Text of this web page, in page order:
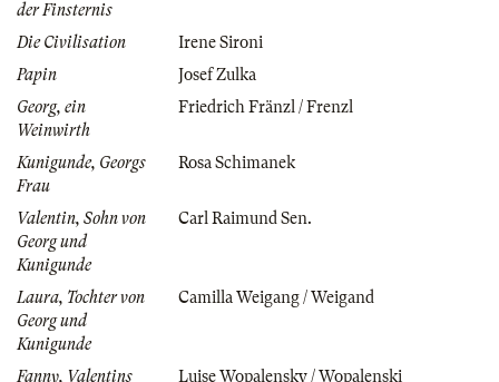
der Finsternis
Die Civilisation
Irene Sironi
Papin
Josef Zulka
Georg, ein
Weinwirth
Friedrich Fränzl / Frenzl
Kunigunde, Georgs
Frau
Rosa Schimanek
Valentin, Sohn von
Georg und
Kunigunde
Carl Raimund Sen.
Laura, Tochter von
Georg und
Kunigunde
Camilla Weigang / Weigand
Fanny, Valentins
Luise Wopalensky / Wopalenski